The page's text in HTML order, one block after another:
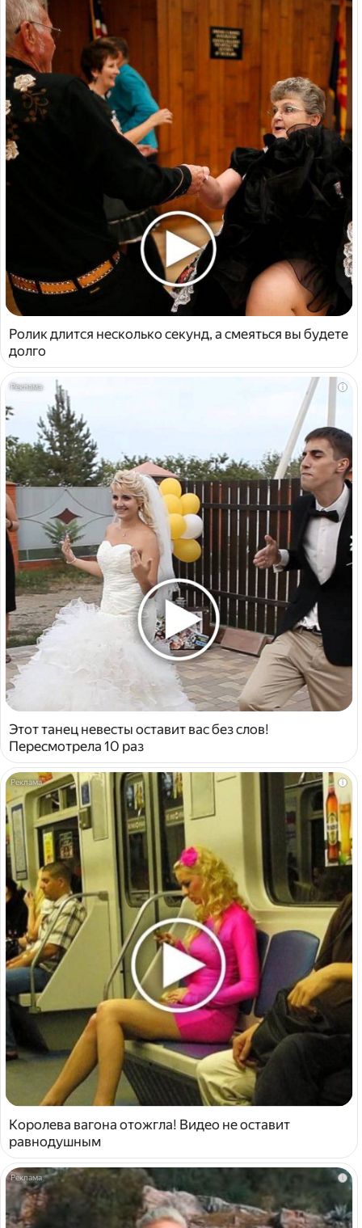
Ролик длится несколько секунд, а смеяться вы будете
долго
i
Этот танец невесты оставит вас без слов!
Пересмотрела 10 раз
i
Королева вагона отожгла! Видео не оставит
равнодушным
i